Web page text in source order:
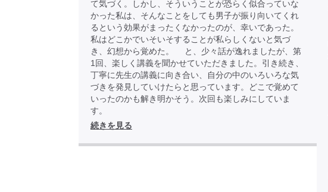
て気づく。しかし、そういうことが恐らく似合っていな
かった私は、そんなことをしても男子が振り向いてくれ
るという効果がまったくなかったのが、幸いであった。
私はどこかでいそいそすることが私らしくないと気づ
き、幻想から覚めた。 と、少々話が逸れましたが、第
1回、楽しく講義を聞かせていただきました。引き続き、
丁寧に先生の講義に向き合い、自分の中のいろいろな気
づきを発見していけたらと思っています。どこで覚めて
いったのかも解き明かそう。次回も楽しみにしていま
す。
続きを見る